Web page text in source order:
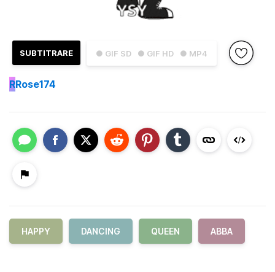
● GIF SD ● GIF HD ● MP4
SUBTITRARE
RRose174
HAPPY DANCING QUEEN ABBA